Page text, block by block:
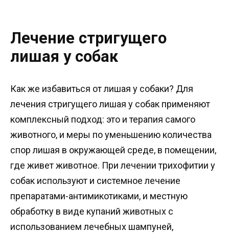
Лечение стригущего
лишая у собак
Как же избавиться от лишая у собаки? Для
лечения стригущего лишая у собак применяют
комплексный подход: это и терапия самого
животного, и меры по уменьшению количества
спор лишая в окружающей среде, в помещении,
где живет животное. При лечении трихофитии у
собак используют и системное лечение
препаратами-антимикотиками, и местную
обработку в виде купаний животных с
использованием лечебных шампуней,